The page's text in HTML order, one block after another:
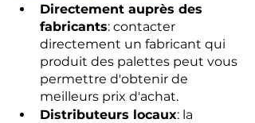
Directement auprès des
fabricants: contacter
directement un fabricant qui
produit des palettes peut vous
permettre d'obtenir de
meilleurs prix d'achat.
Distributeurs locaux: la